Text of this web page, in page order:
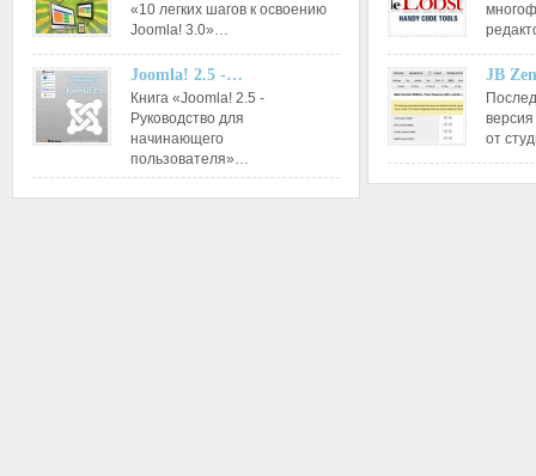
«10 легких шагов к освоению
Joomla! 3.0»…
Joomla! 2.5 -…
Книга «Joomla! 2.5 -
Руководство для
начинающего
пользователя»…
JB
от